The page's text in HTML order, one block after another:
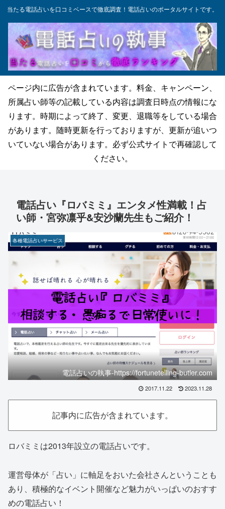
当たる電話占いを口コミベースで徹底調査！電話占いのポータルサイトです。
ページ内に広告が含まれています。料金、キャンペーン、
所属占い師等の記載している内容は調査日時点の情報にな
ります。時期によって終了、変更、退職等をしている場合
があります。随時更新を行っておりますが、更新が追いつ
いていない場合があります。必ず公式サイトで再確認して
ください。
電話占い『ロバミミ』エンタメ性満載！占
い師・宮弥凛乎&安沙蘭先生もご紹介！
各種電話占いサービス
電話占いの執事-https://fortunetelling-butler.com
2017.11.22 2023.11.28
記事内に広告が含まれています。
ロバミミは2013年設立の電話占いです。
運営母体が「占い」に軸足をおいた会社さんということも
あり、積極的なイベント開催など魅力がいっぱいのおすす
めの電話占い！